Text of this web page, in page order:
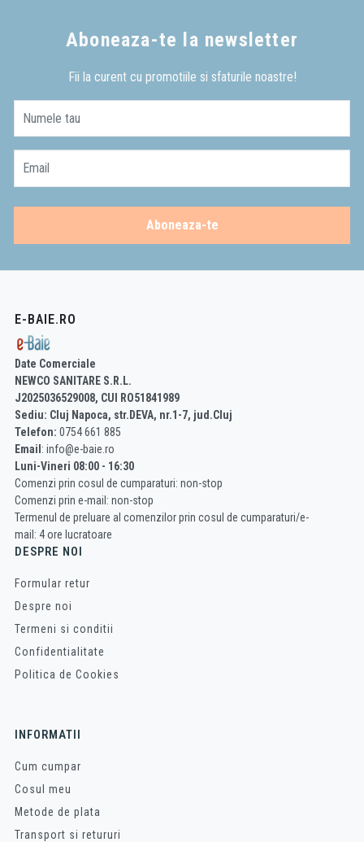
Aboneaza-te la newsletter
Fii la curent cu promotiile si sfaturile noastre!
Numele tau
Email
Aboneaza-te
E-BAIE.RO
Date Comerciale
NEWCO SANITARE S.R.L.
J2025036529008, CUI RO51841989
Sediu: Cluj Napoca, str.DEVA, nr.1-7, jud.Cluj
Telefon: 0754 661 885
Email : info@e-baie.ro
Luni-Vineri 08:00 - 16:30
Comenzi prin cosul de cumparaturi: non-stop
Comenzi prin e-mail: non-stop
Termenul de preluare al comenzilor prin cosul de cumparaturi/e-
mail: 4 ore lucratoare
DESPRE NOI
Formular retur
Despre noi
Termeni si conditii
Confidentialitate
Politica de Cookies
INFORMATII
Cum cumpar
Cosul meu
Metode de plata
Transport si retururi